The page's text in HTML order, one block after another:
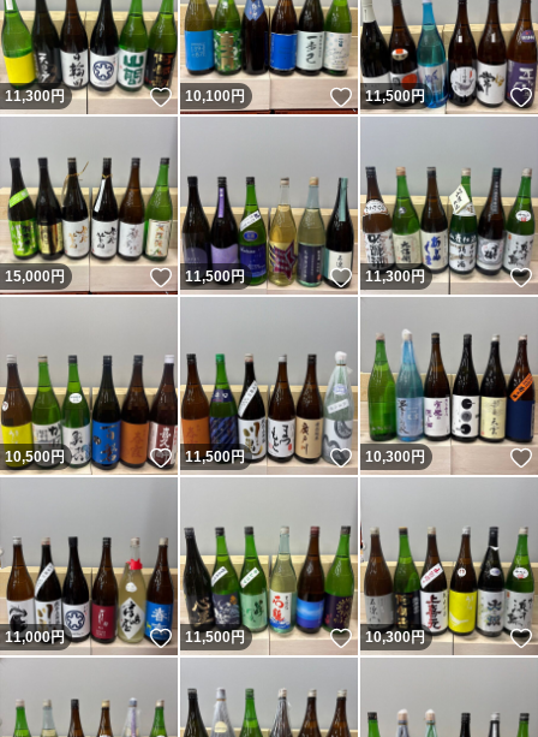
11,300円 いいね！
10,100円 いいね！
11,500円
15,000円 いいね！
11,500円 いいね！
11,300円
10,500円 いいね！
11,500円 いいね！
10,300円
11,000円 いいね！
11,500円 いいね！
10,300円